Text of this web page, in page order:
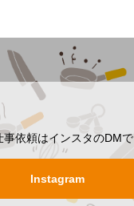
事依頼はインスタのDMで
Instagram